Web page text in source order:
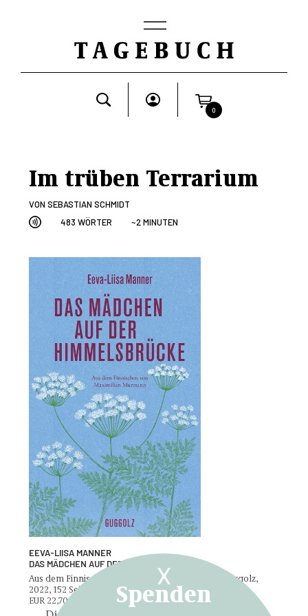
0
Im trüben Terrarium
VON SEBASTIAN SCHMIDT
483 WÖRTER
~2 MINUTEN
EEVA-LIISA MANNER
DAS MÄDCHEN AUF DER HIMMELSBRÜCKE
Aus dem Finnischen von Maximilian Murmann, Guggolz,
2022, 152 Seiten
EUR 22,70 (AT), EUR 22,00 (DE), CHF 29,50 (CH)
X
Spenden